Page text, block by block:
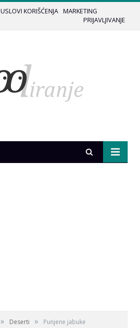
USLOVI KORIŠĆENJA MARKETING
PRIJAVLJIVANJE
» Deserti » Punjene jabuke